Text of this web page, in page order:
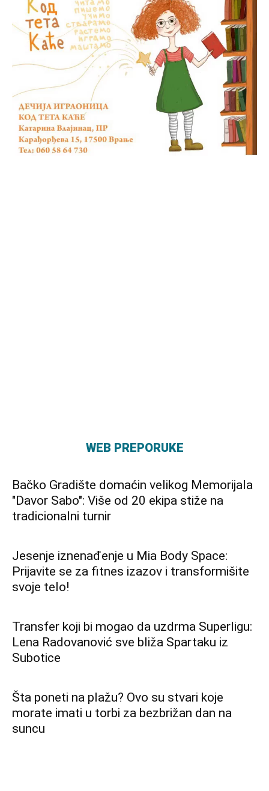
WEB PREPORUKE
Bačko Gradište domaćin velikog Memorijala
"Davor Sabo": Više od 20 ekipa stiže na
tradicionalni turnir
Jesenje iznenađenje u Mia Body Space:
Prijavite se za fitnes izazov i transformišite
svoje telo!
Transfer koji bi mogao da uzdrma Superligu:
Lena Radovanović sve bliža Spartaku iz
Subotice
Šta poneti na plažu? Ovo su stvari koje
morate imati u torbi za bezbrižan dan na
suncu